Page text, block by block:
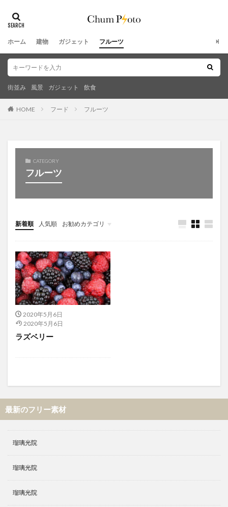
ホーム 建物 ガジェット フルーツ
街並み 風景 ガジェット 飲食
HOME フード フルーツ
CATEGORY
フルーツ
新着順 人気順 お勧めカテゴリ
未分類
2020年5月6日
2020年5月6日
ラズベリー
最新のフリー素材
瑠璃光院
瑠璃光院
瑠璃光院